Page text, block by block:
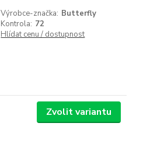
Výrobce-značka: Butterfly
Kontrola: 72
Hlídat cenu / dostupnost
Zvolit variantu